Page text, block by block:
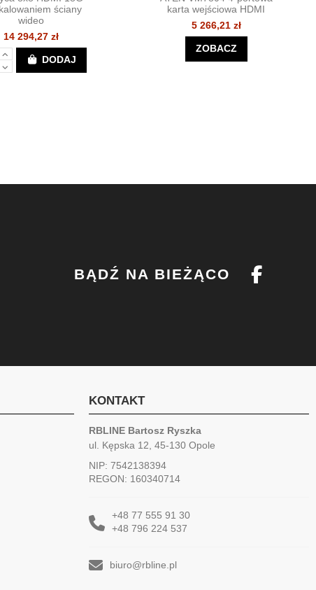
ściany
wideo
14 294,27 zł
DODAJ
karta wejściowa HDMI
5 266,21 zł
ZOBACZ
BĄDŹ NA BIEŻĄCO
KONTAKT
RBLINE Bartosz Ryszka
ul. Kępska 12, 45-130 Opole
NIP: 7542138394
REGON: 160340714
+48 77 555 91 30
+48 796 224 537
biuro@rbline.pl